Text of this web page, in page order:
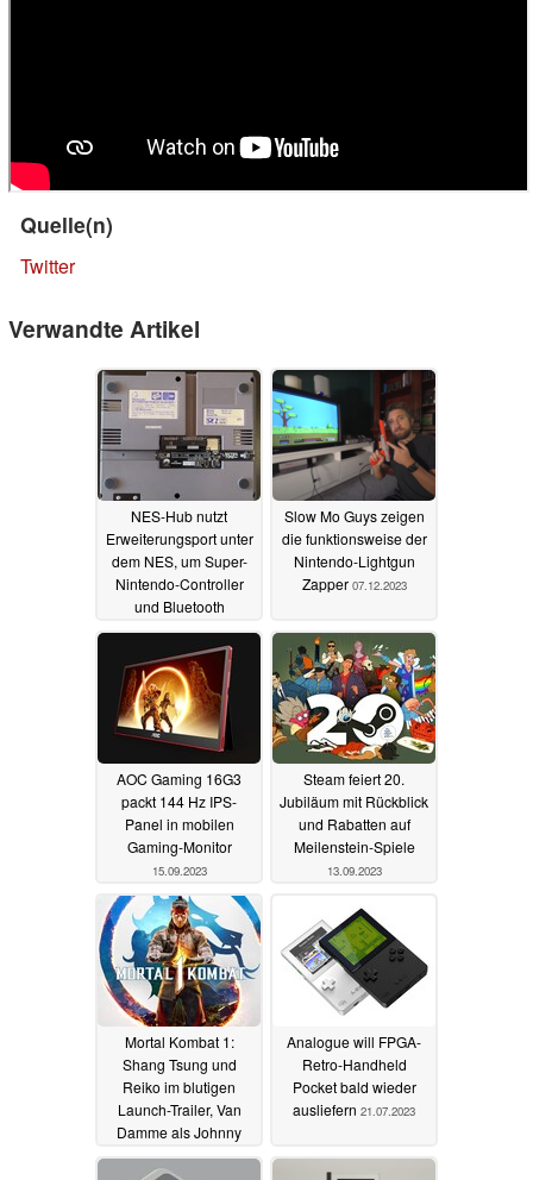
Quelle(n)
Twitter
Verwandte Artikel
NES-Hub nutzt
Erweiterungsport unter
dem NES, um Super-
Nintendo-Controller
und Bluetooth
nachzurüsten17.03.2024
Slow Mo Guys zeigen
die funktionsweise der
Nintendo-Lightgun
Zapper 07.12.2023
AOC Gaming 16G3
packt 144 Hz IPS-
Panel in mobilen
Gaming-Monitor
15.09.2023
Steam feiert 20.
Jubiläum mit Rückblick
und Rabatten auf
Meilenstein-Spiele
13.09.2023
Mortal Kombat 1:
Shang Tsung und
Reiko im blutigen
Launch-Trailer, Van
Damme als Johnny
Cage-Skin13.09.2023
Analogue will FPGA-
Retro-Handheld
Pocket bald wieder
ausliefern 21.07.2023